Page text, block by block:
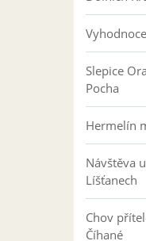
Slepice
Pocha
Hermelín
Návštěva
Líšťanech
Chov
Číhané